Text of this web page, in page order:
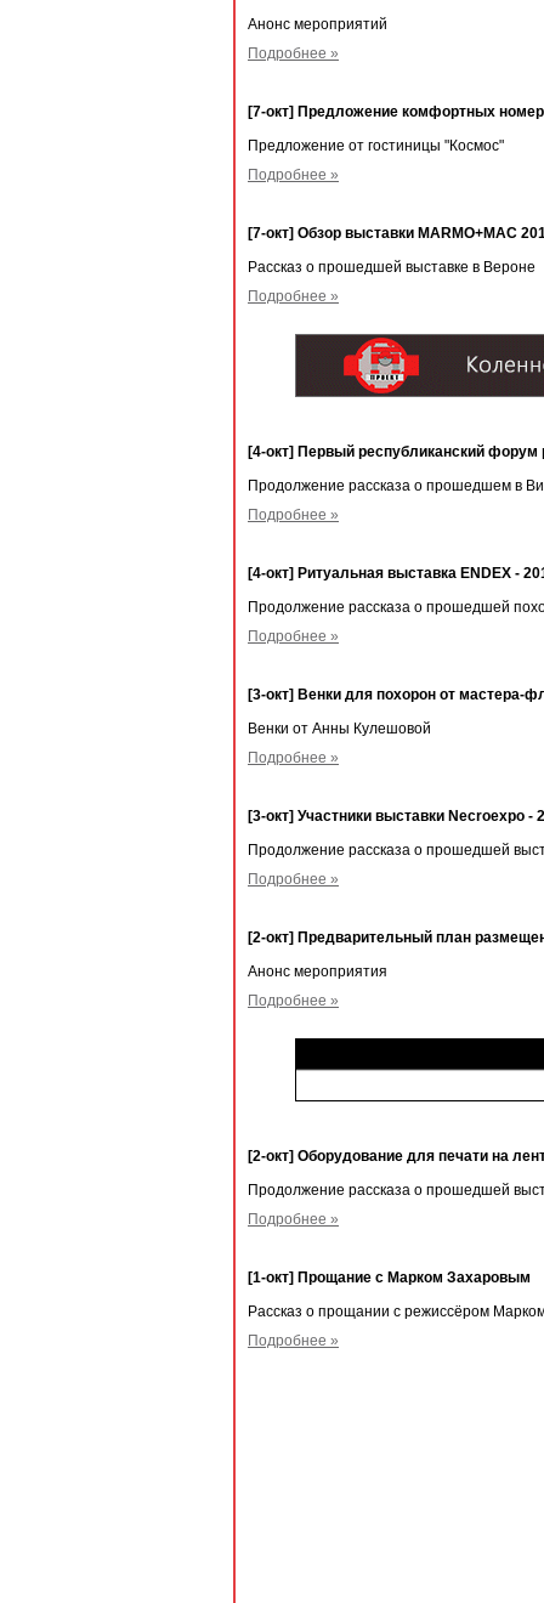
Анонс мероприятий
Подробнее »
[7-окт] Предложение комфортных
Предложение от гостиницы "Космос"
Подробнее »
[7-окт] Обзор выставки MARMO+MAC
Рассказ о прошедшей выставке в Вероне
Подробнее »
[4-окт] Первый республиканский форум
Продолжение рассказа о прошедшем в
Подробнее »
[4-окт] Ритуальная выставка ENDEX -
Продолжение рассказа о прошедшей
Подробнее »
[3-окт] Венки для похорон от мастера-
Венки от Анны Кулешовой
Подробнее »
[3-окт] Участники выставки Necroexpo
Продолжение рассказа о прошедшей
Подробнее »
[2-окт] Предварительный план
Анонс мероприятия
Подробнее »
[2-окт] Оборудование для печати на
Продолжение рассказа о прошедшей
Подробнее »
[1-окт] Прощание с Марком Захаровым
Рассказ о прощании с режиссёром
Подробнее »